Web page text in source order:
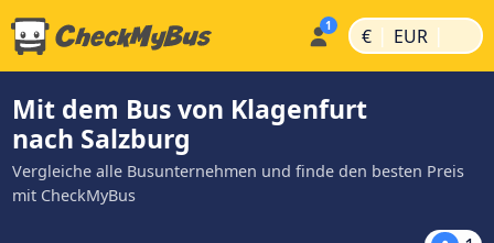
€ | EUR |
Mit dem Bus von Klagenfurt
nach Salzburg
Vergleiche alle Busunternehmen und finde den besten Preis
mit CheckMyBus